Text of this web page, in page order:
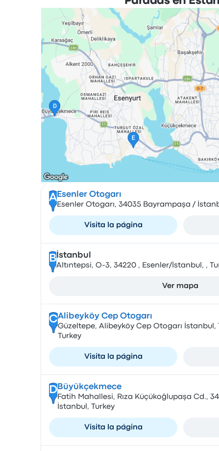
A Esenler Otogarı
Esenler Otogarı, 34035 Bayrampaşa /
Visita la página
B İstanbul
Altıntepsi, O-3, 34220 , Esenler/İstanbul, ,
Ver mapa
CAlibeyköy Cep Otogarı
Güzeltepe, Alibeyköy Cep Otogarı İstanbul,
Turkey
Visita la página
DBüyükçekmece
Fatih Mahallesi, Rıza Küçükoğlupaşa Cd.,
İstanbul, Turkey
Visita la página